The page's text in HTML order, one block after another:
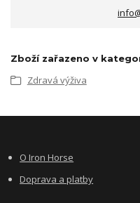
Zboží zařazeno v
Zdravá výživa
O Iron Horse
Doprava a platby